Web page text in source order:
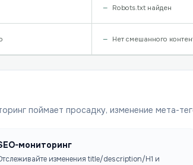
Robots.txt найден
Нет смешанного
поймает просадку, изменение мета-
мониторинг
изменения title/description/H1 и